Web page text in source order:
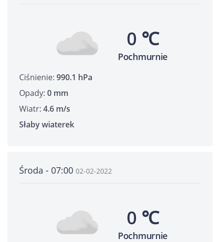
0 ℃
Pochmurnie
Ciśnienie: 990.1 hPa
Opady: 0 mm
Wiatr: 4.6 m/s
Słaby wiaterek
Środa - 07:00 02-02-2022
0 ℃
Pochmurnie